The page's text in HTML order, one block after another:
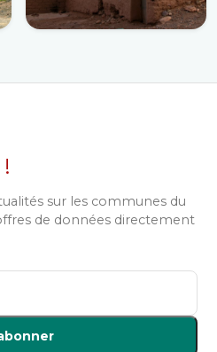
sur les communes du
de données directement